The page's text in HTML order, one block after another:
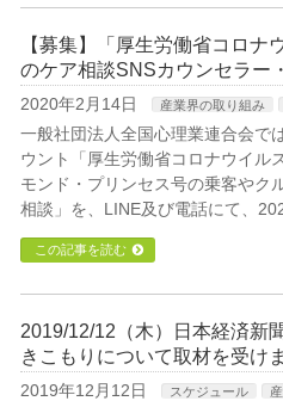
【募集】「厚生労働省コロナ
のケア相談SNSカウンセラー
2020年2月14日 産業界の取り組み
一般社団法人全国心理業連合会で
ウント「厚生労働省コロナウイル
モンド・プリンセス号の乗客やク
相談」を、LINE及び電話にて、
この記事を読む
2019/12/12（木）日本経済新
きこもりについて取材を受け
2019年12月12日 スケジュール